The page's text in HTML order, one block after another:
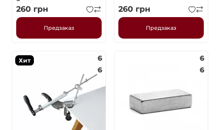
260 грн
Предзаказ
260 грн
Предзаказ
Хит
6
6
6
6